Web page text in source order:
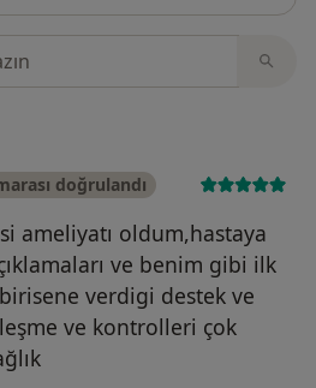
doğrulandı
ameliyatı oldum,hastaya
ve benim gibi ilk
verdigi destek ve
ve kontrolleri çok